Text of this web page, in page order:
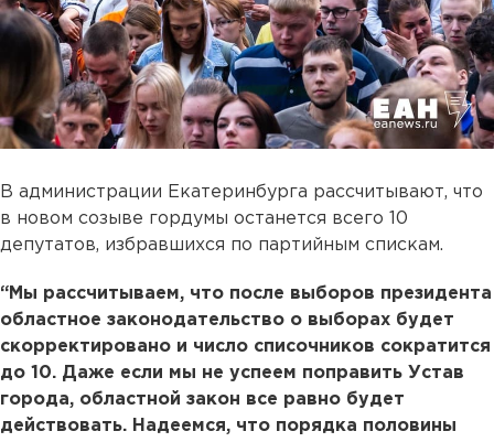
В администрации Екатеринбурга рассчитывают, что
в новом созыве гордумы останется всего 10
депутатов, избравшихся по партийным спискам.
“Мы рассчитываем, что после выборов президента
областное законодательство о выборах будет
скорректировано и число списочников сократится
до 10. Даже если мы не успеем поправить Устав
города, областной закон все равно будет
действовать. Надеемся, что порядка половины